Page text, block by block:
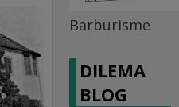
Barburisme
DILEMA
BLOG